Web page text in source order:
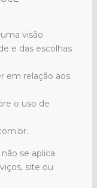
visão
e das escolhas
em relação aos
o uso de
se aplica
site ou